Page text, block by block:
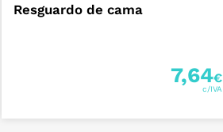
Resguardo de cama
7,64€